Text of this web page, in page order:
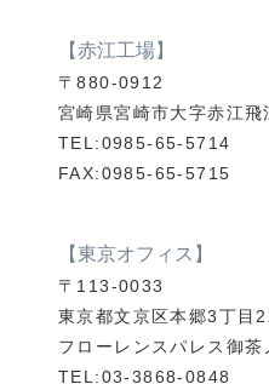
【赤江工場】
〒880-0912
宮崎県宮崎市大字赤江
TEL:0985-65-5714
FAX:0985-65-5715
【東京オフィス】
〒113-0033
東京都文京区本郷3丁目
フローレンスパレス御
TEL:03-3868-0848